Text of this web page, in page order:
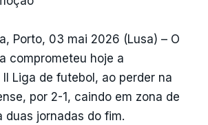
Porto, 03 mai 2026 (Lusa) – O
comprometeu hoje a
Liga de futebol, ao perder na
por 2-1, caindo em zona de
duas jornadas do fim.